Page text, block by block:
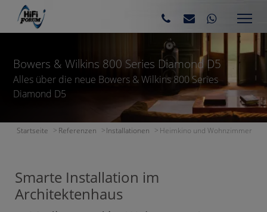
Bowers & Wilkins 800 Series Diamond D5
Alles über die neue Bowers & Wilkins 800 Series
Diamond D5
Startseite Referenzen Installationen Heimkino und Wohnzimmer
Smarte Installation im
Architektenhaus